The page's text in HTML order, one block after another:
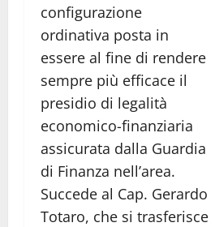
configurazione
ordinativa posta in
essere al fine di rendere
sempre più efficace il
presidio di legalità
economico-finanziaria
assicurata dalla Guardia
di Finanza nell’area.
Succede al Cap. Gerardo
Totaro, che si trasferisce